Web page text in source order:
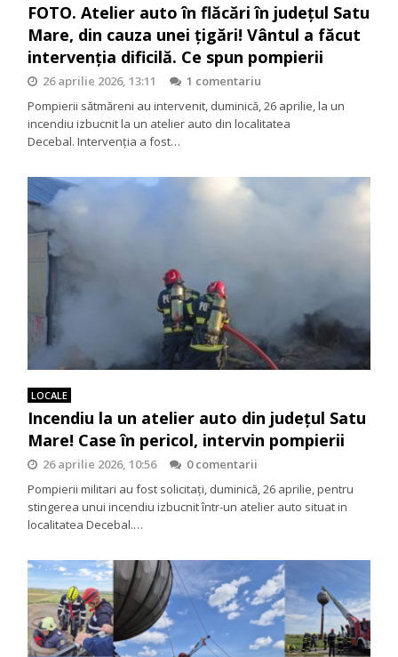
FOTO. Atelier auto în flăcări în județul Satu
Mare, din cauza unei țigări! Vântul a făcut
intervenția dificilă. Ce spun pompierii
26 aprilie 2026, 13:11
1 comentariu
Pompierii sătmăreni au intervenit, duminică, 26 aprilie, la un
incendiu izbucnit la un atelier auto din localitatea
Decebal. Intervenția a fost…
LOCALE
Incendiu la un atelier auto din județul Satu
Mare! Case în pericol, intervin pompierii
26 aprilie 2026, 10:56
0 comentarii
Pompierii militari au fost solicitați, duminică, 26 aprilie, pentru
stingerea unui incendiu izbucnit într-un atelier auto situat in
localitatea Decebal.…